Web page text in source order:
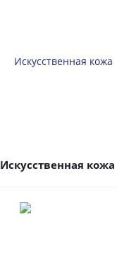
Искусственная кожа